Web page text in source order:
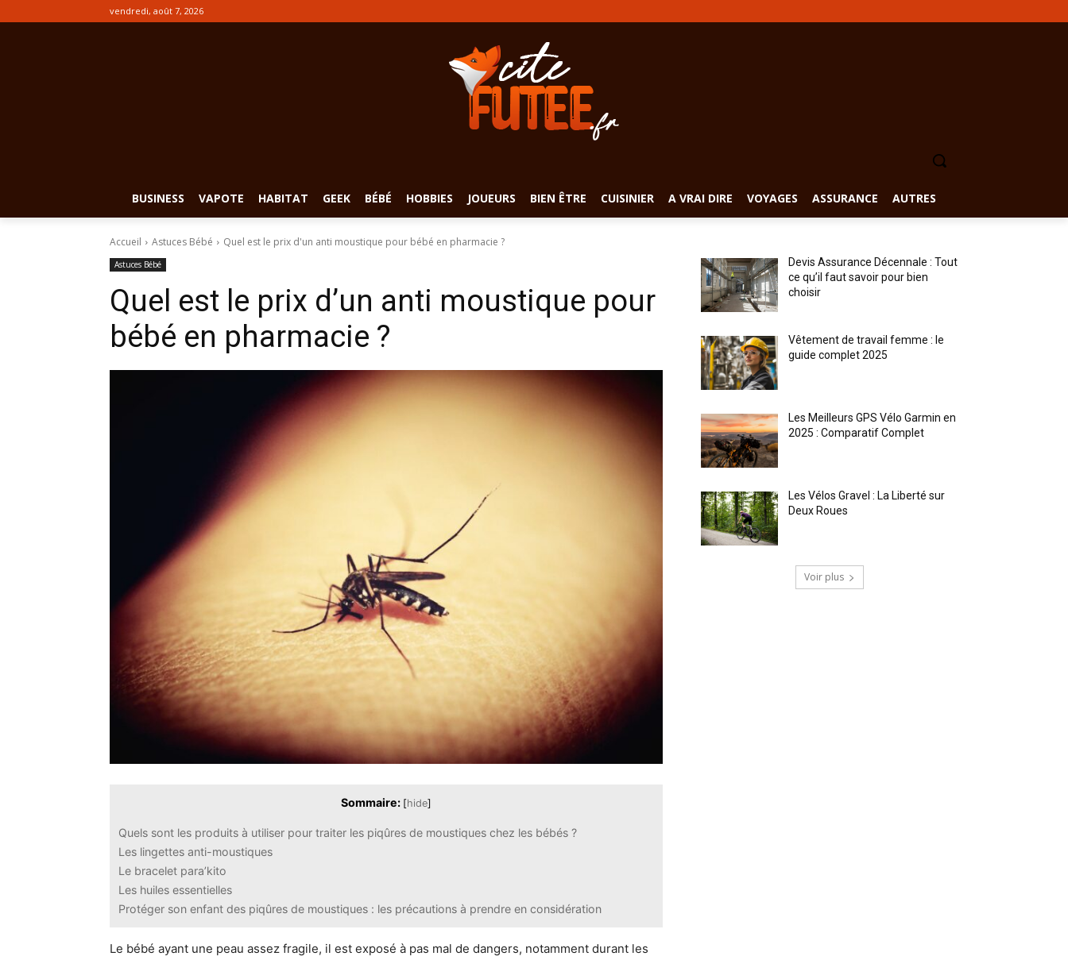
vendredi, août 7, 2026
BUSINESS VAPOTE HABITAT GEEK BÉBÉ HOBBIES JOUEURS BIEN ÊTRE CUISINIER A VRAI DIRE VOYAGES ASSURANCE AUTRES
Accueil Astuces Bébé Quel est le prix d'un anti moustique pour bébé en pharmacie ?
Astuces Bébé
Quel est le prix d’un anti moustique pour
bébé en pharmacie ?
Sommaire: [hide]
Quels sont les produits à utiliser pour traiter les piqûres de moustiques chez les bébés ?
Les lingettes anti-moustiques
Le bracelet para’kito
Les huiles essentielles
Protéger son enfant des piqûres de moustiques : les précautions à prendre en considération
Le bébé ayant une peau assez fragile, il est exposé à pas mal de dangers, notamment durant les
Devis Assurance Décennale : Tout
ce qu’il faut savoir pour bien
choisir
Vêtement de travail femme : le
guide complet 2025
Les Meilleurs GPS Vélo Garmin en
2025 : Comparatif Complet
Les Vélos Gravel : La Liberté sur
Deux Roues
Voir plus